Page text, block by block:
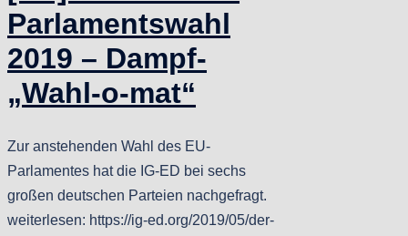
Parlamentswahl
2019 – Dampf-
„Wahl-o-mat“
Zur anstehenden Wahl des EU-
Parlamentes hat die IG-ED bei sechs
großen deutschen Parteien nachgefragt.
weiterlesen: https://ig-ed.org/2019/05/der-